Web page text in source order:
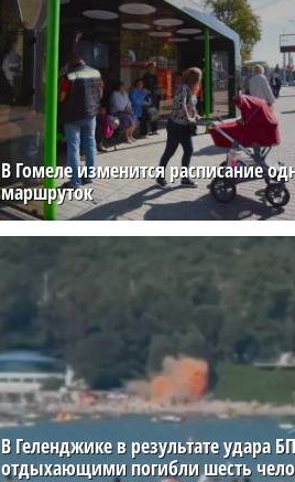
В Гомеле изменится расписание
маршруток
В Геленджике в результате удара
отдыхающими погибли шесть